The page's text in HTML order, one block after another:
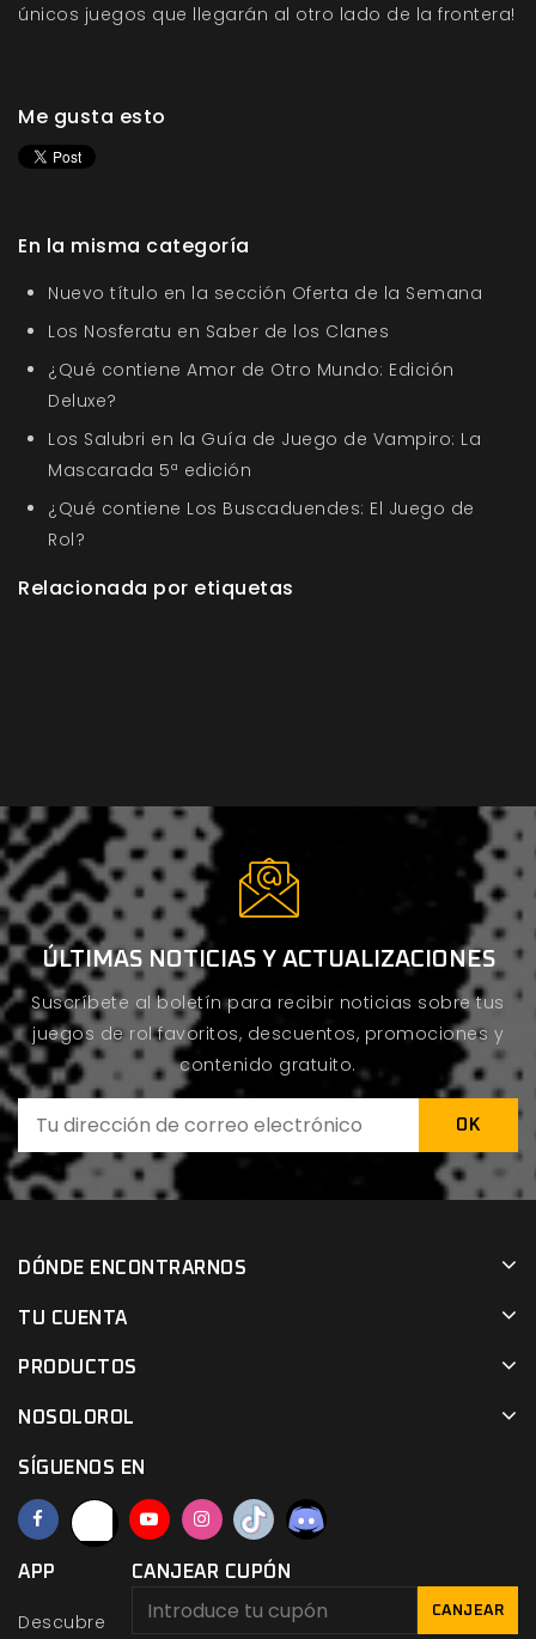
únicos juegos que llegarán al otro lado de la frontera!
Me gusta esto
En la misma categoría
Nuevo título en la sección Oferta de la Semana
Los Nosferatu en Saber de los Clanes
¿Qué contiene Amor de Otro Mundo: Edición
Deluxe?
Los Salubri en la Guía de Juego de Vampiro: La
Mascarada 5ª edición
¿Qué contiene Los Buscaduendes: El Juego de
Rol?
Relacionada por etiquetas
ÚLTIMAS NOTICIAS Y ACTUALIZACIONES
Suscríbete al boletín para recibir noticias sobre tus
juegos de rol favoritos, descuentos, promociones y
contenido gratuito.
DÓNDE ENCONTRARNOS
TU CUENTA
PRODUCTOS
NOSOLOROL
SÍGUENOS EN
APP
Descubre
CANJEAR CUPÓN
CANJEAR